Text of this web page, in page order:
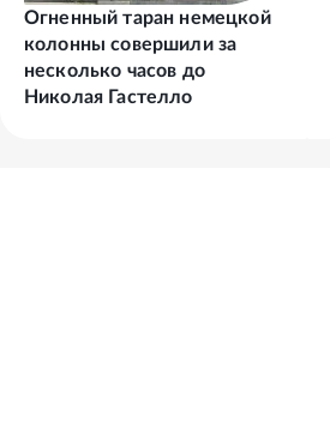
Огненный таран немецкой
колонны совершили за
несколько часов до
Николая Гастелло